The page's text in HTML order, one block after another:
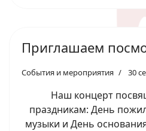
Приглашаем
События и мероприятия 30
Наш концерт
праздникам: День
музыки и День